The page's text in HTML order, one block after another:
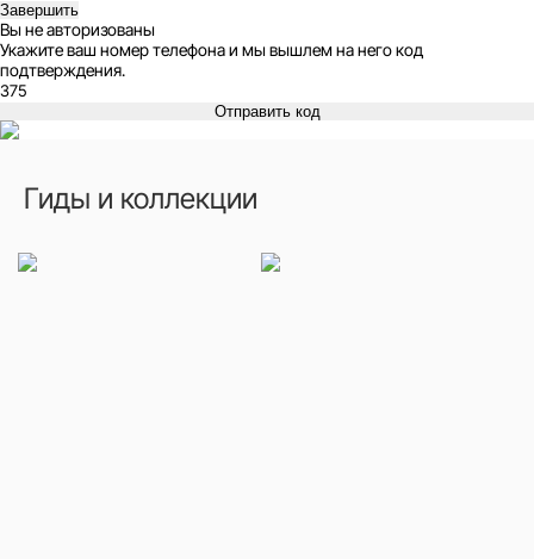
Завершить
Вы не авторизованы
Укажите ваш номер телефона и мы вышлем на него код
подтверждения.
Отправить код
Гиды и коллекции